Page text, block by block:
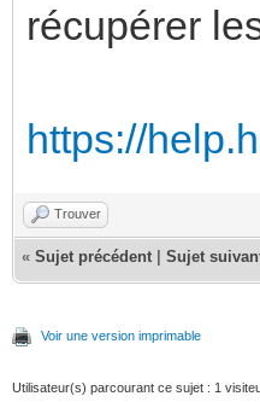
récupérer
https://
Trouver
« Sujet précédent Sujet
Voir une version imprimable
Utilisateur(s) parcourant ce sujet : 1